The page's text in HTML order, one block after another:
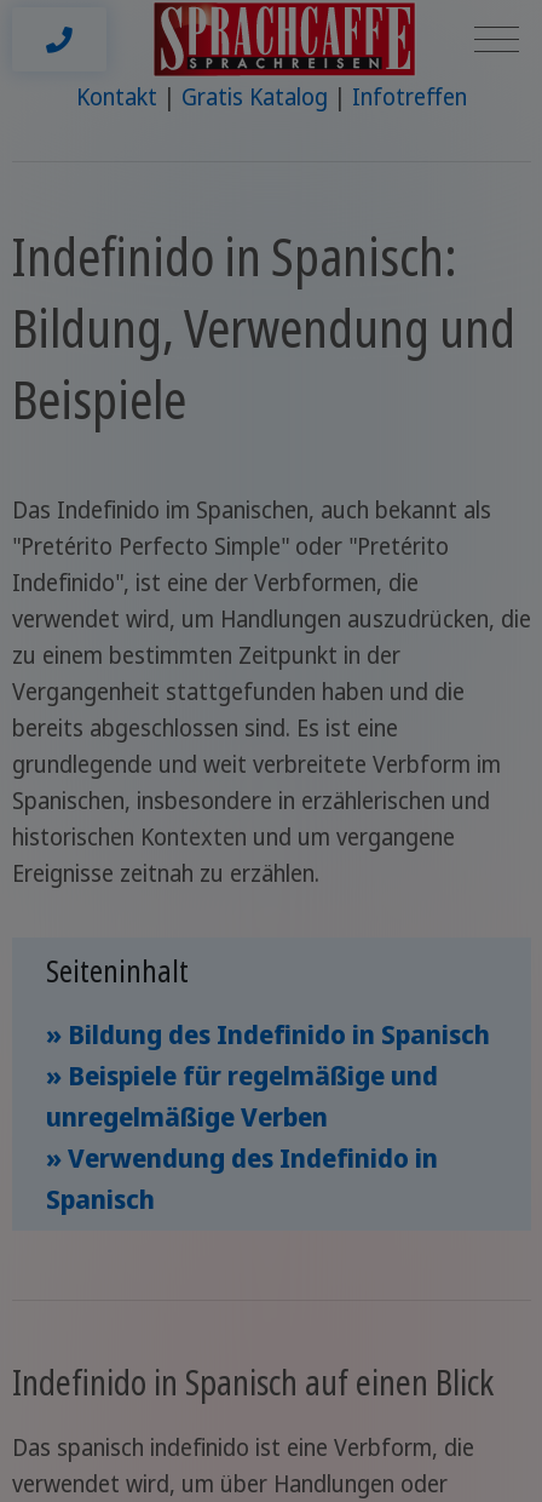
Kontakt Gratis Katalog Infotreffen
Indefinido in Spanisch:
Bildung, Verwendung und
Beispiele
Das Indefinido im Spanischen, auch bekannt als
"Pretérito Perfecto Simple" oder "Pretérito
Indefinido", ist eine der Verbformen, die
verwendet wird, um Handlungen auszudrücken, die
zu einem bestimmten Zeitpunkt in der
Vergangenheit stattgefunden haben und die
bereits abgeschlossen sind. Es ist eine
grundlegende und weit verbreitete Verbform im
Spanischen, insbesondere in erzählerischen und
historischen Kontexten und um vergangene
Ereignisse zeitnah zu erzählen.
Seiteninhalt
» Bildung des Indefinido in Spanisch
» Beispiele für regelmäßige und
unregelmäßige Verben
» Verwendung des Indefinido in
Spanisch
Indefinido in Spanisch auf einen Blick
Das spanisch indefinido ist eine Verbform, die
verwendet wird, um über Handlungen oder